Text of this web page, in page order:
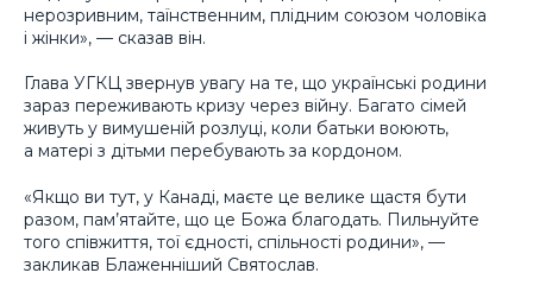
нерозривним, таїнственним, плідним союзом чоловіка
і жінки», — сказав він.
Глава УГКЦ звернув увагу на те, що українські родини
зараз переживають кризу через війну. Багато сімей
живуть у вимушеній розлуці, коли батьки воюють,
а матері з дітьми перебувають за кордоном.
«Якщо ви тут, у Канаді, маєте це велике щастя бути
разом, пам’ятайте, що це Божа благодать. Пильнуйте
того співжиття, тої єдності, спільності родини», —
закликав Блаженніший Святослав.